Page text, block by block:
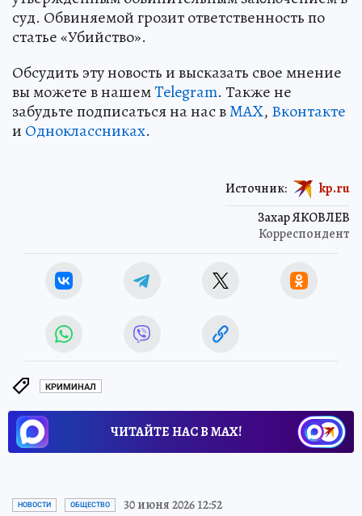
суд. Обвиняемой грозит ответственность по
статье «Убийство».
Обсудить эту новость и высказать свое мнение
вы можете в нашемTelegram. Также не
забудьте подписаться на нас вMAX, Вконтакте
и Одноклассниках.
Захар ЯКОВЛЕВ
Корреспондент
Источник: kp.ru
КРИМИНАЛ
ЧИТАЙТЕ НАС В МАХ!
НОВОСТИ ОБЩЕСТВО 30 июня 2026 12:52